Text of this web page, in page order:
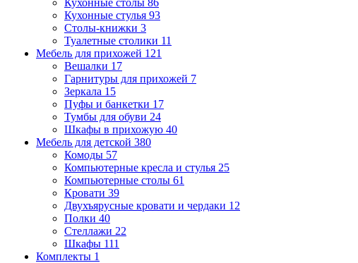
Кухонные столы 86
Кухонные стулья 93
Столы-книжки 3
Туалетные столики 11
Мебель для прихожей 121
Вешалки 17
Гарнитуры для прихожей 7
Зеркала 15
Пуфы и банкетки 17
Тумбы для обуви 24
Шкафы в прихожую 40
Мебель для детской 380
Комоды 57
Компьютерные кресла и стулья 25
Компьютерные столы 61
Кровати 39
Двухъярусные кровати и чердаки 12
Полки 40
Стеллажи 22
Шкафы 111
Комплекты 1